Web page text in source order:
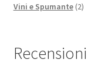
Vini e Spumante 22
Recensioni